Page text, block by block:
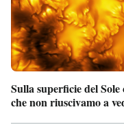
Sulla superficie del
che non riuscivamo a